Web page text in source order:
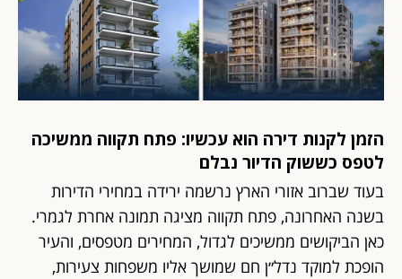
הזמן לקנות דירה הוא עכשיו: פתח תקווה ממשיכה
לטפס כששוק הדיור נבלם
בעוד שברוב אזורי הארץ נרשמה ירידה במחירי הדירות
בשנה האחרונה, פתח תקווה מציגה תמונה אחרת לגמרי.
כאן הביקושים ממשיכים לגדול, המחירים מטפסים, והעיר
הופכת למוקד נדל״ן חם שמושך אליו משפחות צעירות,